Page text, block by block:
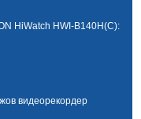
HiWatch HWI-B140H(C):
видеорекордер